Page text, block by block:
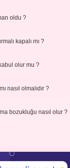
oldu ?
kapalı mı ?
olur mu ?
nasıl olmalıdır ?
bozukluğu nasıl olur ?